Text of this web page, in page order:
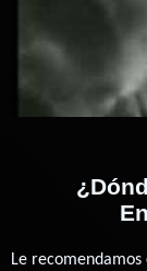
Le